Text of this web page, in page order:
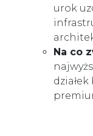
urok
Na co